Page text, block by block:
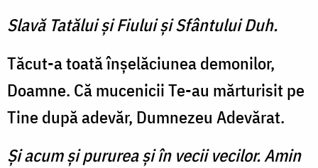
Slavă Tatălui şi Fiului şi Sfântului Duh.
Tăcut-a toată înşelăciunea demonilor,
Doamne. Că mucenicii Te-au mărturisit pe
Tine după adevăr, Dumnezeu Adevărat.
Şi acum şi pururea şi în vecii vecilor. Amin